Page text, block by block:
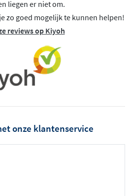
liegen er niet om.
zo goed mogelijk te kunnen helpen!
reviews op Kiyoh
onze klantenservice